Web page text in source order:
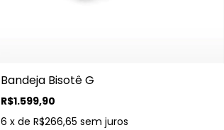
Bandeja Bisotê G
R$1.599,90
6 x deR$266,65 sem juros